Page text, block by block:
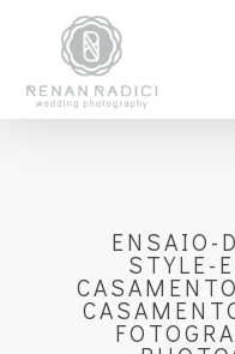
ENSAIO-
STYLE-